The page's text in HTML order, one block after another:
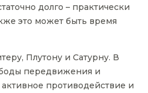
долго – практически
это может быть время
Плутону и Сатурну. В
передвижения и
противодействие и